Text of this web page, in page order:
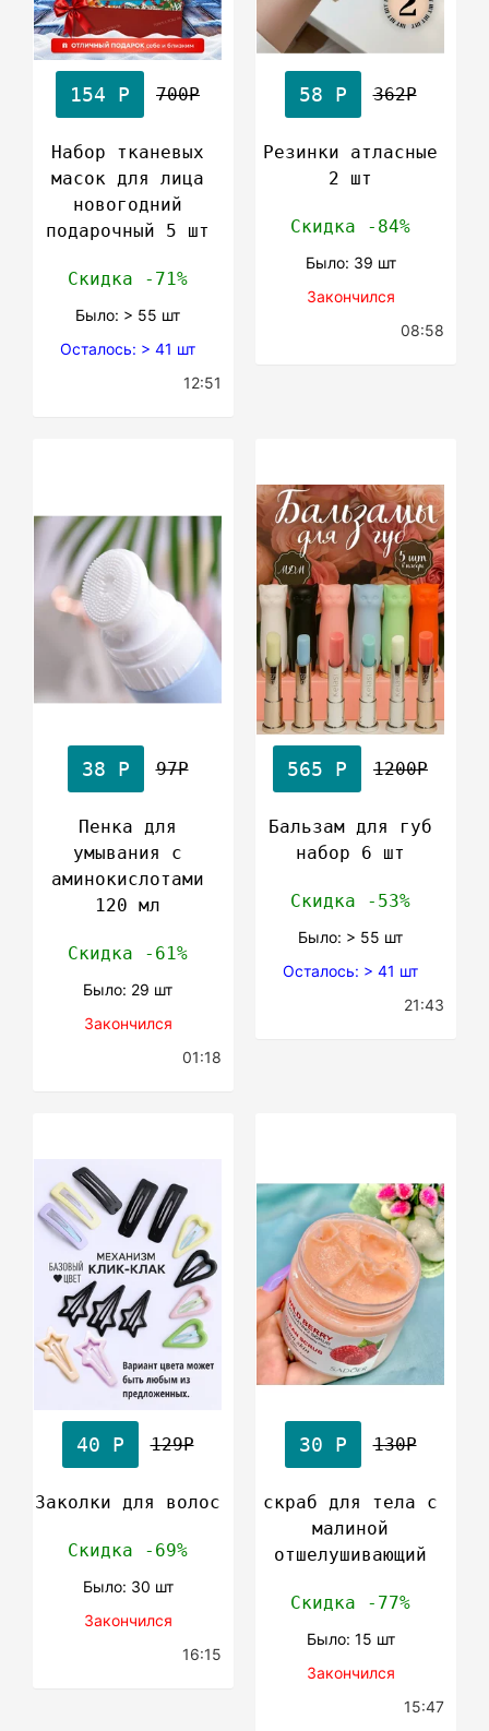
154 Р 700Р
Набор тканевых
масок для лица
новогодний
подарочный 5 шт
Скидка -71%
Было: > 55 шт
Осталось: > 41 шт
12:51
58 Р 362Р
Резинки атласные
2 шт
Скидка -84%
Было: 39 шт
Закончился
08:58
38 Р 97Р
Пенка для
умывания с
аминокислотами
120 мл
Скидка -61%
Было: 29 шт
Закончился
01:18
565 Р 1200Р
Бальзам для губ
набор 6 шт
Скидка -53%
Было: > 55 шт
Осталось: > 41 шт
21:43
40 Р 129Р
Заколки для волос
Скидка -69%
Было: 30 шт
Закончился
16:15
30 Р 130Р
скраб для тела с
малиной
отшелушивающий
Скидка -77%
Было: 15 шт
Закончился
15:47